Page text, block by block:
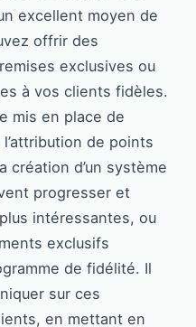
excellent moyen de
offrir des
exclusives ou
à vos clients fidèles.
mis en place de
de points
création d’un système
progresser et
intéressantes, ou
exclusifs
de fidélité. Il
sur ces
en mettant en